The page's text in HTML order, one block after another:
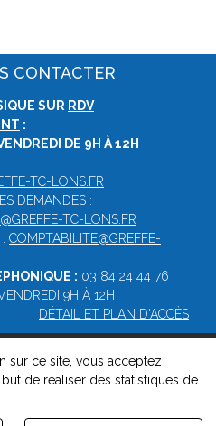
CONTACTER
SUR RDV
:
DE 9H À 12H
TC-LONS.FR
DEMANDES :
TC-LONS.FR
COMPTABILITE@GREFFE-
: 03 84 24 44 76
9H À 12H
DÉTAIL ET PLAN D'ACCÈS
Commerce de Lons -Mentions
des cookies -Politique de
et de cookies
sur ce site, vous acceptez
de réaliser des statistiques de